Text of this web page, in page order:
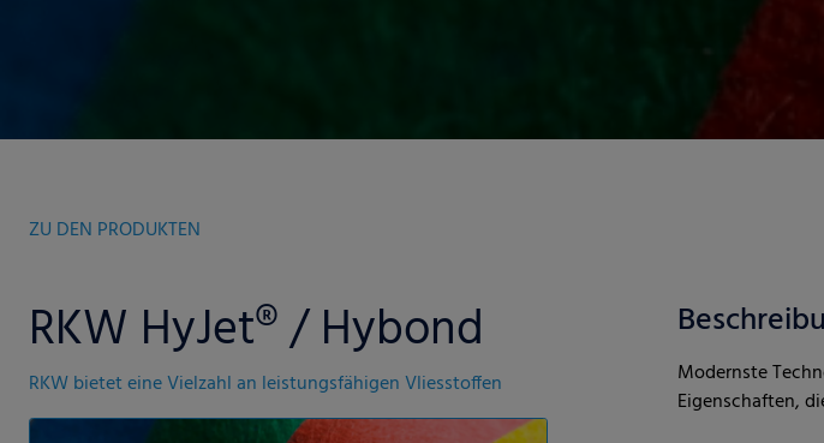
ZU DEN PRODUKTEN
RKW HyJet® / Hybond
RKW bietet eine Vielzahl an leistungsfähigen Vliesstoffen
Modernste
Eigenschaften,